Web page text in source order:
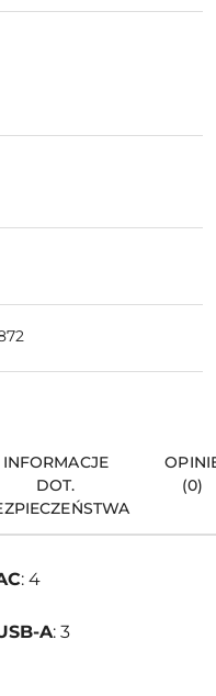
INFORMACJE
DOT.
(0)
: 4
A: 3